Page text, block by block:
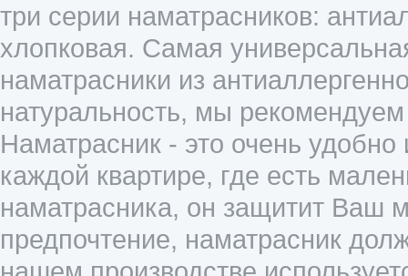
три серии наматрасников:
хлопковая. Самая
наматрасники из
натуральность, мы
Наматрасник - это очень
каждой квартире, где есть
наматрасника, он защитит Ваш
предпочтение, наматрасник